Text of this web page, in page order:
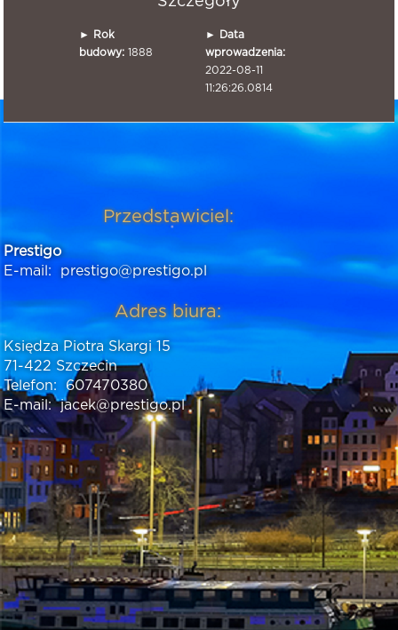
►
Rok
budowy: 1888
►
Data
wprowadzenia:
2022-08-11
11:26:26.0814
Przedstawiciel:
Prestigo
E-mail:
prestigo@prestigo.pl
Adres biura:
Księdza Piotra Skargi 15
71-422 Szczecin
Telefon:
607470380
E-mail: jacek@prestigo.pl